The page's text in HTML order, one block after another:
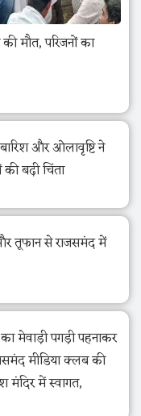
की मौत, परिजनों का
और ओलावृष्टि ने
बढ़ी चिंता
तूफान से राजसमंद में
का मेवाड़ी पगड़ी पहनाकर
मीडिया क्लब की
मंदिर में स्वागत,